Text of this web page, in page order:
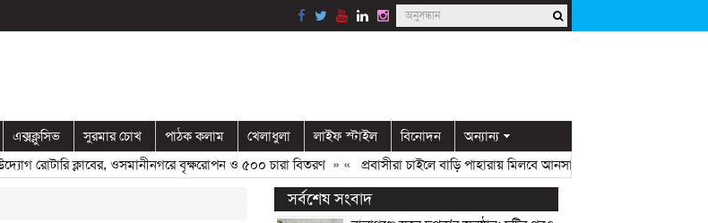
এক্সক্লুসিভ সুরমার চোখ পাঠক কলাম খেলাধুলা লাইফ স্টাইল বিনোদন অন্যান্য
ক্লাবের, ওসমানীনগরে বৃক্ষরোপন ও ৫০০ চারা বিতরণ» « প্রবাসীরা চাইলে বাড়ি পাহারায় মিলবে আনসার সদস্য: ডিসি মামুন
সর্বশেষ সংবাদ